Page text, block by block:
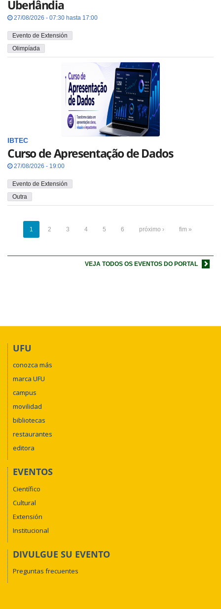
Uberlândia
27/08/2026 - 07:30 hasta 17:00
Evento de Extensión
Olimpíada
IBTEC
Curso de Apresentação de Dados
27/08/2026 - 19:00
Evento de Extensión
Outra
1 2 3 4 5 6 próximo › fim »
VEJA TODOS OS EVENTOS DO PORTAL
UFU
conozca más
marca UFU
campus
movilidad
bibliotecas
restaurantes
editora
EVENTOS
Científico
Cultural
Extensión
Institucional
DIVULGUE SU EVENTO
Preguntas frecuentes